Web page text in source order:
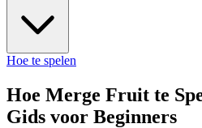
Hoe te spelen
Hoe Merge Fruit te
Gids voor Beginners